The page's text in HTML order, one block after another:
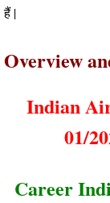
हैं |
Overview
Indian
01/
Career